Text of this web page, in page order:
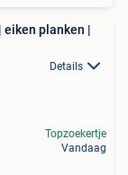
eiken planken |
Details
Topzoekertje
Vandaag